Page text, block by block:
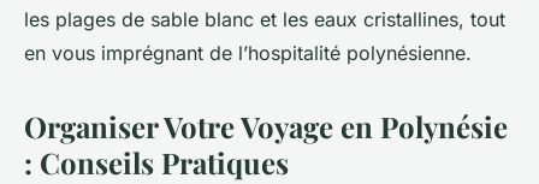
les plages de sable blanc et les eaux cristallines, tout
en vous imprégnant de l’hospitalité polynésienne.
Organiser Votre Voyage en Polynésie
: Conseils Pratiques